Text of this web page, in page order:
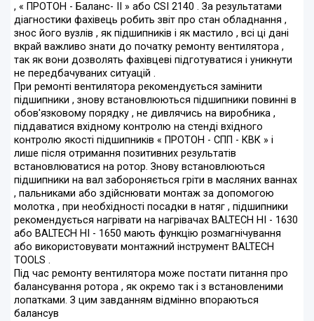
, « ПРОТОН - Баланс- II » або CSI 2140 . За результатами
діагностики фахівець робить звіт про стан обладнання ,
знос його вузлів , як підшипників і як мастило , всі ці дані
вкрай важливо знати до початку ремонту вентилятора ,
так як вони дозволять фахівцеві підготуватися і уникнути
не передбачуваних ситуацій .
При ремонті вентилятора рекомендується замінити
підшипники , знову встановлюються підшипники повинні в
обов'язковому порядку , не дивлячись на виробника ,
піддаватися вхідному контролю на стенді вхідного
контролю якості підшипників « ПРОТОН - СПП - КВК » і
лише після отримання позитивних результатів
встановлюватися на ротор. Знову встановлюються
підшипники на вал забороняється гріти в масляних ваннах
, пальниками або здійснювати монтаж за допомогою
молотка , при необхідності посадки в натяг , підшипники
рекомендується нагрівати на нагрівачах BALTECH HI - 1630
або BALTECH HI - 1650 мають функцію розмагнічування
або використовувати монтажний інструмент BALTECH
TOOLS .
Під час ремонту вентилятора може постати питання про
балансування ротора , як окремо так і з встановленими
лопатками. З цим завданням відмінно впораються
балансув